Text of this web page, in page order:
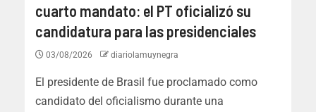
cuarto mandato: el PT oficializó su
candidatura para las presidenciales
03/08/2026 diariolamuynegra
El presidente de Brasil fue proclamado como
candidato del oficialismo durante una